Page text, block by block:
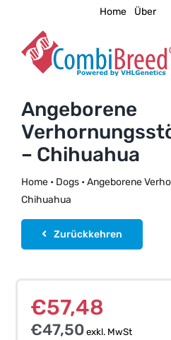
springen
Home Über
Angeborene
– Chihuahua
Home• Dogs• Angeborene
Chihuahua
Zurückkehren
€57,48
€47,50exkl. MwSt